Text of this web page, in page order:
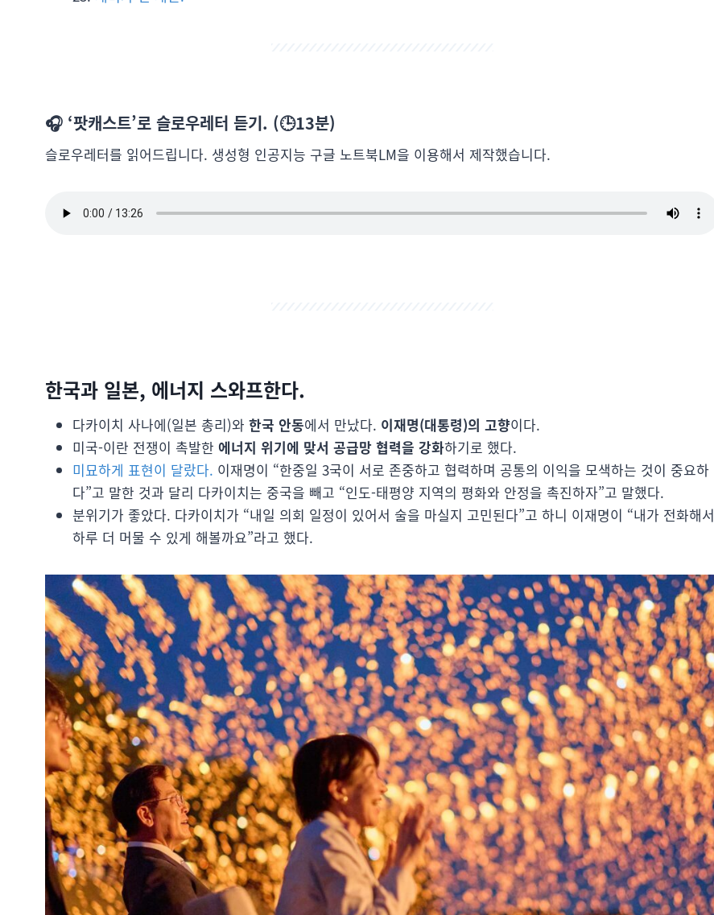
🎧 ‘팟캐스트’로 슬로우레터 듣기. (🕒13분)
슬로우레터를 읽어드립니다. 생성형 인공지능 구글 노트북LM을 이용해서 제작했습니다.
한국과 일본, 에너지 스와프한다.
다카이치 사나에(일본 총리)와 한국 안동에서 만났다. 이재명(대통령)의 고향이다.
미국-이란 전쟁이 촉발한 에너지 위기에 맞서 공급망 협력을 강화하기로 했다.
미묘하게 표현이 달랐다. 이재명이 “한중일 3국이 서로 존중하고 협력하며 공통의 이익을 모색하는 것이 중요하
다”고 말한 것과 달리 다카이치는 중국을 빼고 “인도-태평양 지역의 평화와 안정을 촉진하자”고 말했다.
분위기가 좋았다. 다카이치가 “내일 의회 일정이 있어서 술을 마실지 고민된다”고 하니 이재명이 “내가 전화해서
하루 더 머물 수 있게 해볼까요”라고 했다.